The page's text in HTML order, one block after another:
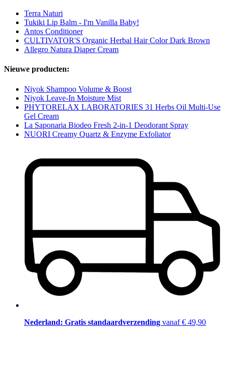
Terra Naturi
Tukiki Lip Balm - I'm Vanilla Baby!
Antos Conditioner
CULTIVATOR'S Organic Herbal Hair Color Dark Brown
Allegro Natura Diaper Cream
Nieuwe producten:
Niyok Shampoo Volume & Boost
Niyok Leave-In Moisture Mist
PHYTORELAX LABORATORIES 31 Herbs Oil Multi-Use
Gel Cream
La Saponaria Biodeo Fresh 2-in-1 Deodorant Spray
NUORI Creamy Quartz & Enzyme Exfoliator
Nederland: Gratis standaardverzending vanaf € 49,90